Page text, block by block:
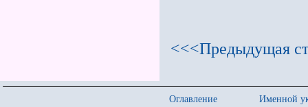
<<<Предыдущая
Оглавление Именной